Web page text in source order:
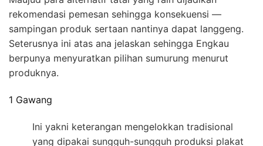
rekomendasi pemesan sehingga konsekuensi —
sampingan produk sertaan nantinya dapat langgeng.
Seterusnya ini atas ana jelaskan sehingga Engkau
berpunya menyuratkan pilihan sumurung menurut
produknya.
1 Gawang
Ini yakni keterangan mengelokkan tradisional
yang dipakai sungguh-sungguh produksi plakat